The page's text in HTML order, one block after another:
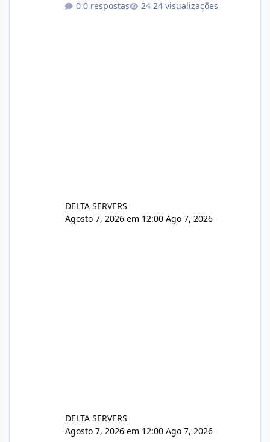
xjx23zz5f Criamos uma breve explicação:
0 respostas 24 visualizações
DELTA SERVERS
Agosto 7, 2026 em 12:00 Ago 7, 2026
DELTA SERVERS
Agosto 7, 2026 em 12:00 Ago 7, 2026